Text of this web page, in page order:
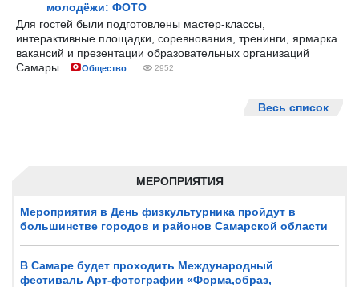
МЕРОПРИЯТИЯ
Мероприятия в День физкультурника пройдут в
большинстве городов и районов Самарской области
В Самаре будет проходить Международный
фестиваль Арт-фотографии «Форма,образ,
молодёжи: ФОТО
Для гостей были подготовлены мастер-классы,
интерактивные площадки, соревнования, тренинги, ярмарка
вакансий и презентации образовательных организаций
Самары.
Общество 2952
Весь список